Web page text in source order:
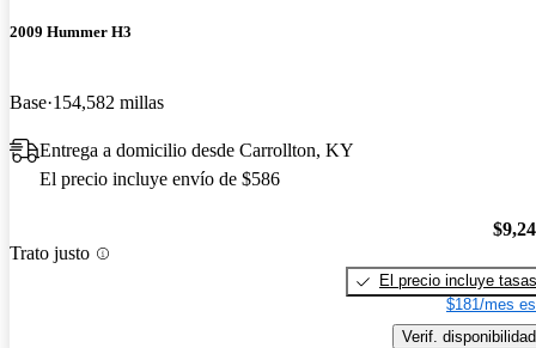
2009 Hummer H3
Base 154,582 millas
Entrega a domicilio desde Carrollton, KY
El precio incluye envío de $586
Trato justo
El precio incluye tasas
$181/mes
Verif. disponibilidad